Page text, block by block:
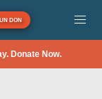
DON
Donate Now.